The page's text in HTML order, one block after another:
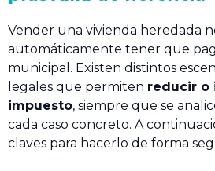
Vender una vivienda heredada
automáticamente tener que
municipal. Existen distintos
legales que permiten reducir o
impuesto, siempre que se
cada caso concreto. A
claves para hacerlo de forma